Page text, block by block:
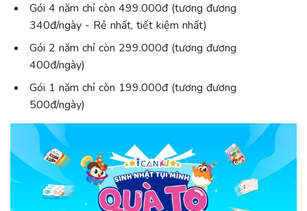
Gói 4 năm chỉ còn 499.000đ (tương đương
340đ/ngày - Rẻ nhất, tiết kiệm nhất)
Gói 2 năm chỉ còn 299.000đ (tương đương
400đ/ngày)
Gói 1 năm chỉ còn 199.000đ (tương đương
500đ/ngày)